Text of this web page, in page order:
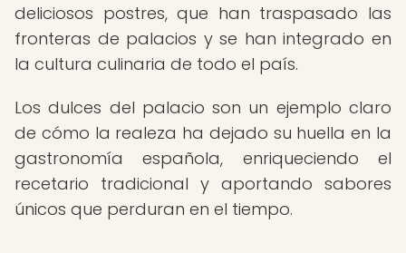
deliciosos postres, que han traspasado las
fronteras de palacios y se han integrado en
la cultura culinaria de todo el país.
Los dulces del palacio son un ejemplo claro
de cómo la realeza ha dejado su huella en la
gastronomía española, enriqueciendo el
recetario tradicional y aportando sabores
únicos que perduran en el tiempo.